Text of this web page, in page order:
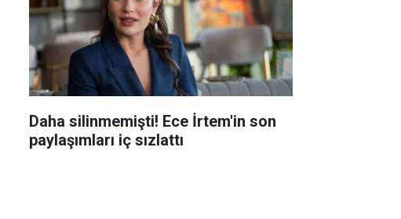
Daha silinmemişti! Ece İrtem'in son
paylaşımları iç sızlattı